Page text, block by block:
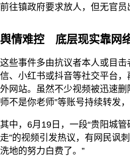
前往镇政府要求放人，但无官员
舆情难控 底层现实靠网
这些事件多由抗议者本人或目
信、小红书或抖音等社交平台
外网站。虽然不少视频被迅速删
师不是你老师”等账号持续转发
其中，6月19日，一段“贵阳城
走”的视频引发热议，有网民讽
洗地的努力白费了。”